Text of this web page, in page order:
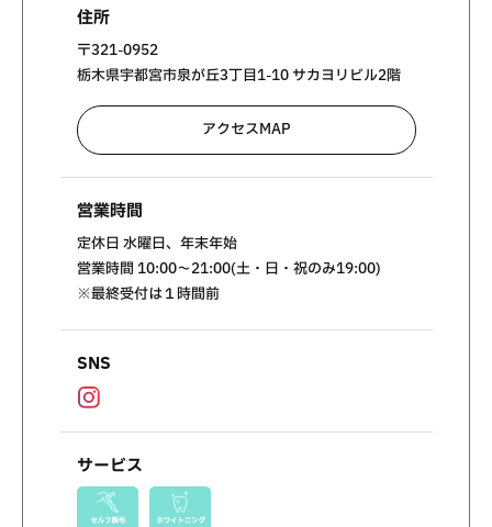
住所
〒321-0952
栃木県宇都宮市泉が丘3丁目1-10 サカヨリビル2階
アクセスMAP
営業時間
定休日 水曜日、年末年始
営業時間 10:00～21:00(土・日・祝のみ19:00)
※最終受付は１時間前
SNS
サービス